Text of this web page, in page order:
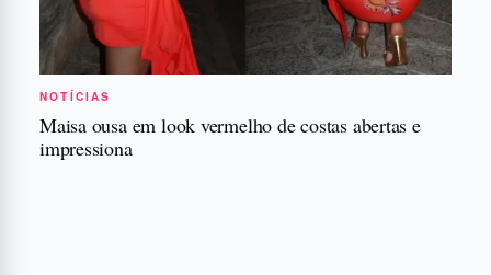
NOTÍCIAS
Maisa ousa em look vermelho de costas abertas e
impressiona